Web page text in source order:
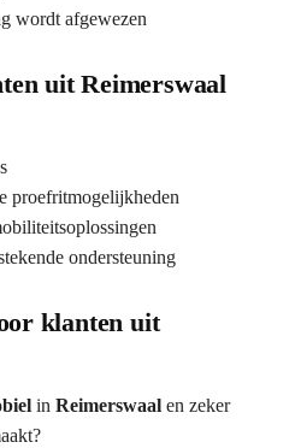
wordt afgewezen
uit Reimerswaal
proefritmogelijkheden
ondersteuning
klanten uit
in Reimerswaal en zeker